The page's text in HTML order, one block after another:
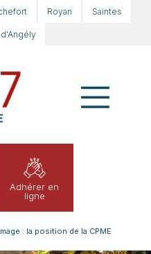
Royan Saintes
Adhérer en
ligne
: la position de la CPME